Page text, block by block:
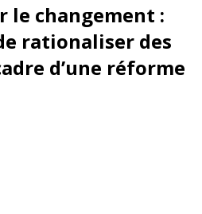
le changement :
rationaliser des
d’une réforme